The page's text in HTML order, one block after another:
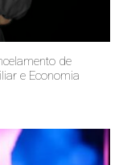
de
e Economia